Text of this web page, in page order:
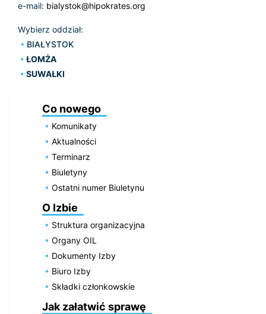
e-mail: bialystok@hipokrates.org
Wybierz oddział:
BIAŁYSTOK
ŁOMŻA
SUWAŁKI
Co nowego
Komunikaty
Aktualności
Terminarz
Biuletyny
Ostatni numer Biuletynu
O Izbie
Struktura organizacyjna
Organy OIL
Dokumenty Izby
Biuro Izby
Składki członkowskie
Jak załatwić sprawę